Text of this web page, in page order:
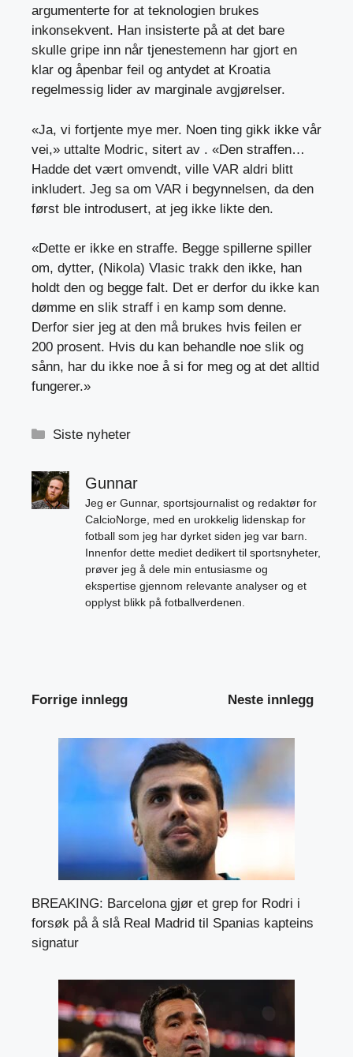
argumenterte for at teknologien brukes
inkonsekvent. Han insisterte på at det bare
skulle gripe inn når tjenestemenn har gjort en
klar og åpenbar feil og antydet at Kroatia
regelmessig lider av marginale avgjørelser.
«Ja, vi fortjente mye mer. Noen ting gikk ikke vår
vei,» uttalte Modric, sitert av . «Den straffen…
Hadde det vært omvendt, ville VAR aldri blitt
inkludert. Jeg sa om VAR i begynnelsen, da den
først ble introdusert, at jeg ikke likte den.
«Dette er ikke en straffe. Begge spillerne spiller
om, dytter, (Nikola) Vlasic trakk den ikke, han
holdt den og begge falt. Det er derfor du ikke kan
dømme en slik straff i en kamp som denne.
Derfor sier jeg at den må brukes hvis feilen er
200 prosent. Hvis du kan behandle noe slik og
sånn, har du ikke noe å si for meg og at det alltid
fungerer.»
Kategorier
Siste nyheter
Gunnar
Jeg er Gunnar, sportsjournalist og redaktør for
CalcioNorge, med en urokkelig lidenskap for
fotball som jeg har dyrket siden jeg var barn.
Innenfor dette mediet dedikert til sportsnyheter,
prøver jeg å dele min entusiasme og
ekspertise gjennom relevante analyser og et
opplyst blikk på fotballverdenen.
Forrige innlegg Neste innlegg
BREAKING: Barcelona gjør et grep for Rodri i
forsøk på å slå Real Madrid til Spanias kapteins
signatur